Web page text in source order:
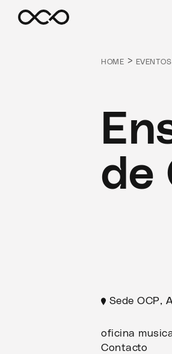
HOME > EVENTOS
de
Sede OCP,
oficina
Contacto